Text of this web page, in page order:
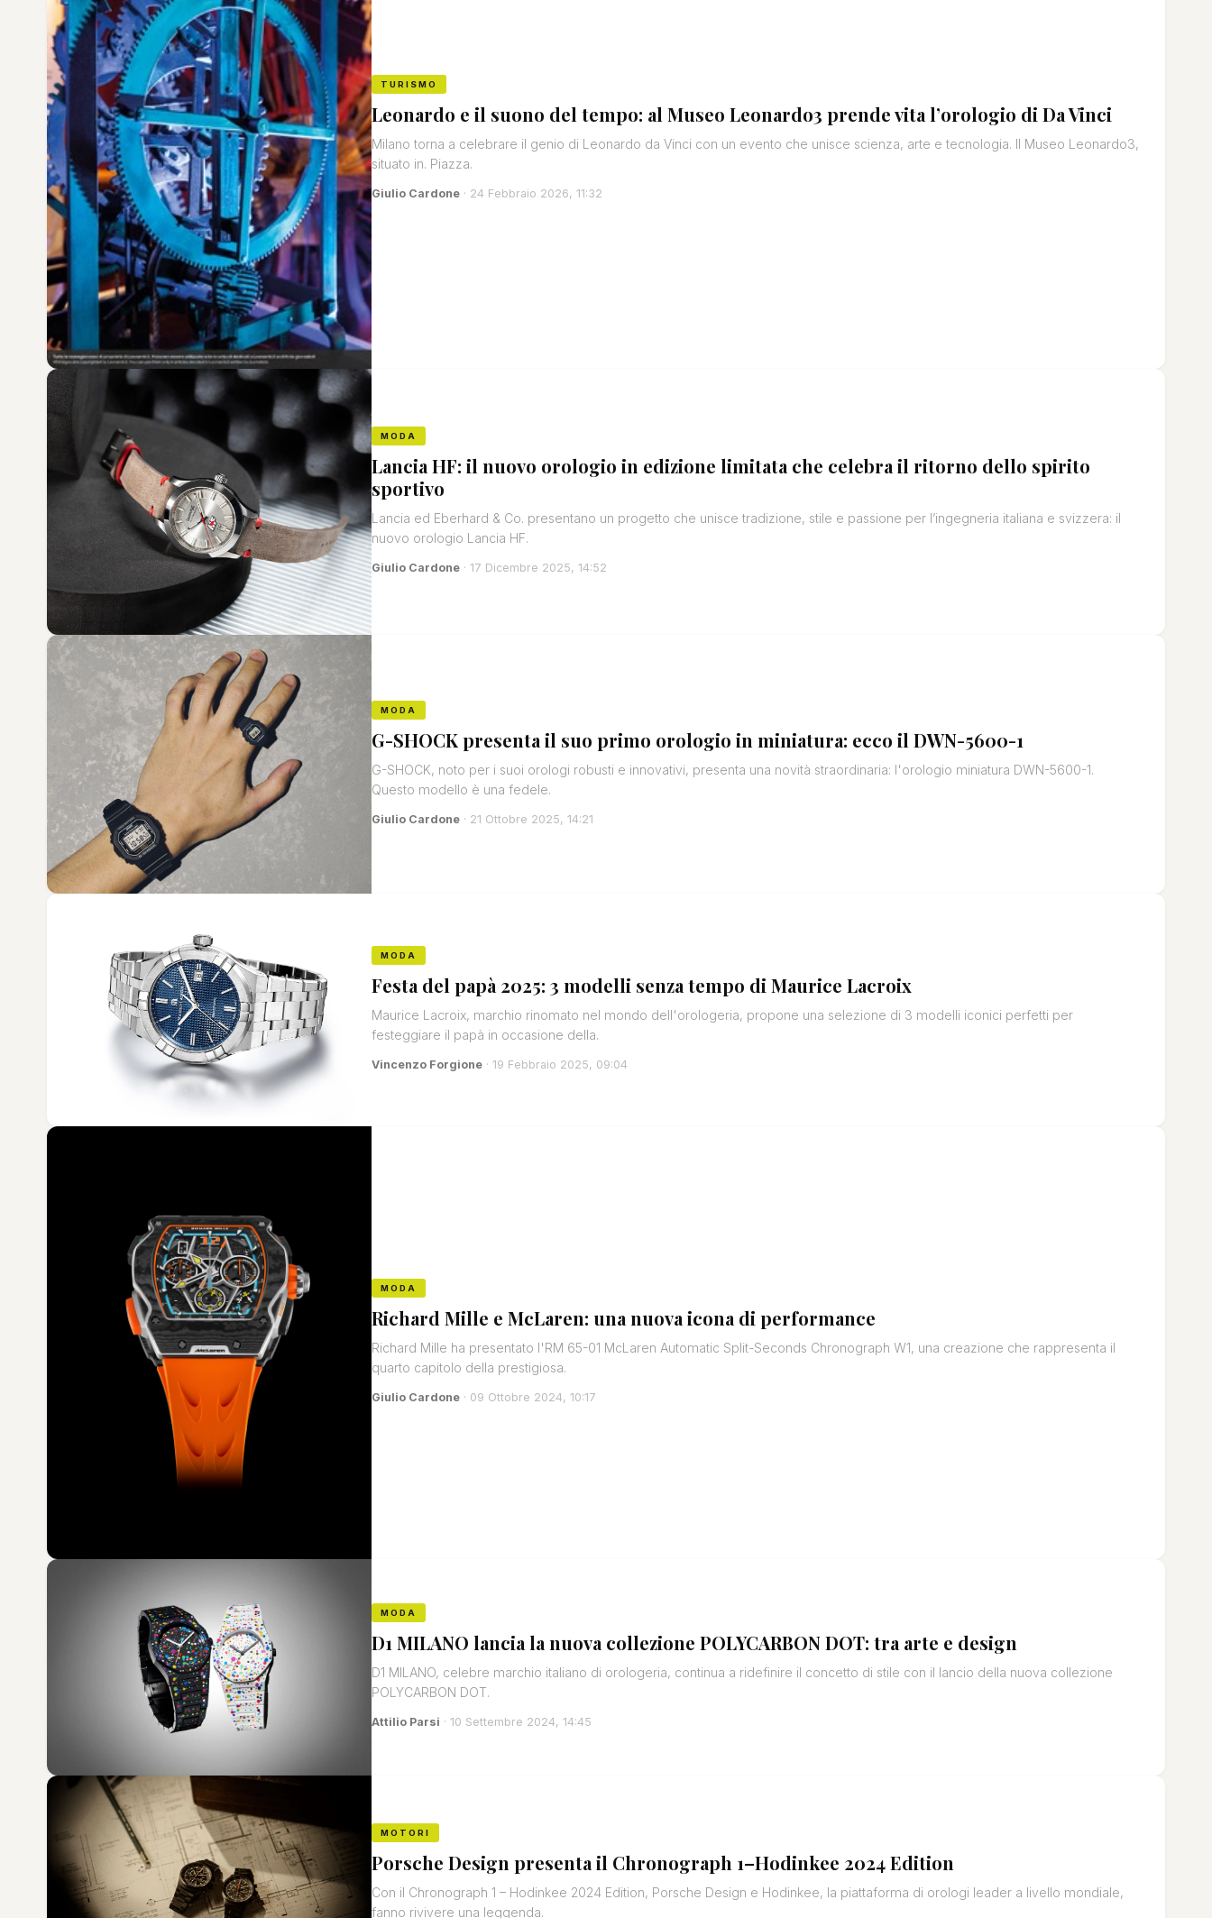
TURISMO
Leonardo e il suono del tempo: al Museo Leonardo3 prende vita l’orologio di Da Vinci
Milano torna a celebrare il genio di Leonardo da Vinci con un evento che unisce scienza, arte e tecnologia. Il Museo Leonardo3,
situato in. Piazza.
Giulio Cardone · 24 Febbraio 2026, 11:32
MODA
Lancia HF: il nuovo orologio in edizione limitata che celebra il ritorno dello spirito
sportivo
Lancia ed Eberhard & Co. presentano un progetto che unisce tradizione, stile e passione per l’ingegneria italiana e svizzera: il
nuovo orologio Lancia HF.
Giulio Cardone · 17 Dicembre 2025, 14:52
MODA
G-SHOCK presenta il suo primo orologio in miniatura: ecco il DWN-5600-1
G-SHOCK, noto per i suoi orologi robusti e innovativi, presenta una novità straordinaria: l'orologio miniatura DWN-5600-1.
Questo modello è una fedele.
Giulio Cardone · 21 Ottobre 2025, 14:21
MODA
Festa del papà 2025: 3 modelli senza tempo di Maurice Lacroix
Maurice Lacroix, marchio rinomato nel mondo dell'orologeria, propone una selezione di 3 modelli iconici perfetti per
festeggiare il papà in occasione della.
Vincenzo Forgione · 19 Febbraio 2025, 09:04
MODA
Richard Mille e McLaren: una nuova icona di performance
Richard Mille ha presentato l'RM 65-01 McLaren Automatic Split-Seconds Chronograph W1, una creazione che rappresenta il
quarto capitolo della prestigiosa.
Giulio Cardone · 09 Ottobre 2024, 10:17
MODA
D1 MILANO lancia la nuova collezione POLYCARBON DOT: tra arte e design
D1 MILANO, celebre marchio italiano di orologeria, continua a ridefinire il concetto di stile con il lancio della nuova collezione
POLYCARBON DOT.
Attilio Parsi · 10 Settembre 2024, 14:45
MOTORI
Porsche Design presenta il Chronograph 1–Hodinkee 2024 Edition
Con il Chronograph 1 – Hodinkee 2024 Edition, Porsche Design e Hodinkee, la piattaforma di orologi leader a livello mondiale,
fanno rivivere una leggenda.